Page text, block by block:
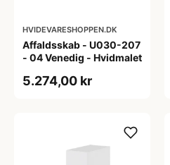
HVIDEVARESHOPPEN.DK
Affaldsskab - U030-207
- 04 Venedig - Hvidmalet
5.274,00 kr